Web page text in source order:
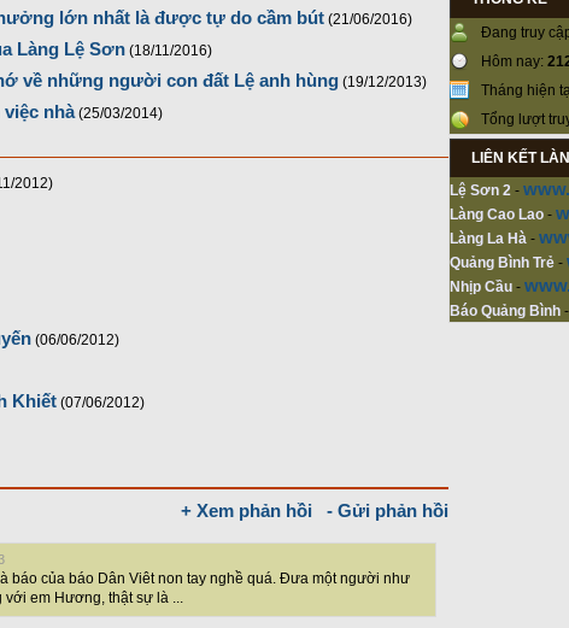
lớn nhất là được tự do cầm bút (21/06/2016)
Làng Lệ Sơn (18/11/2016)
về những người con đất Lệ anh hùng (19/12/2013)
nhà (25/03/2014)
2012)
(06/06/2012)
Khiết (07/06/2012)
+ Xem phản hồi - Gửi phản hồi
báo của báo Dân Viêt non tay nghề quá. Đưa một người như
em Hương, thật sự là ...
Đang truy
Hôm nay:
Tháng hiện
Tổng lượt
LIÊN KẾT
Lệ Sơn 2 -
Làng Cao Lao -
Làng La Hà -
Quảng Bình Trẻ -
Nhịp Cầu -
Báo Quảng Bình -